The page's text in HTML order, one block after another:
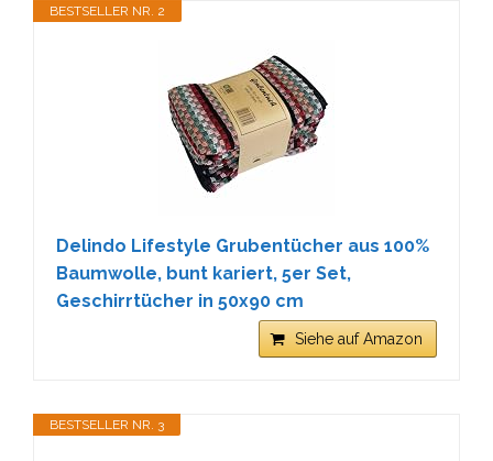
BESTSELLER NR. 2
Delindo Lifestyle Grubentücher aus 100%
Baumwolle, bunt kariert, 5er Set,
Geschirrtücher in 50x90 cm
Siehe auf Amazon
BESTSELLER NR. 3